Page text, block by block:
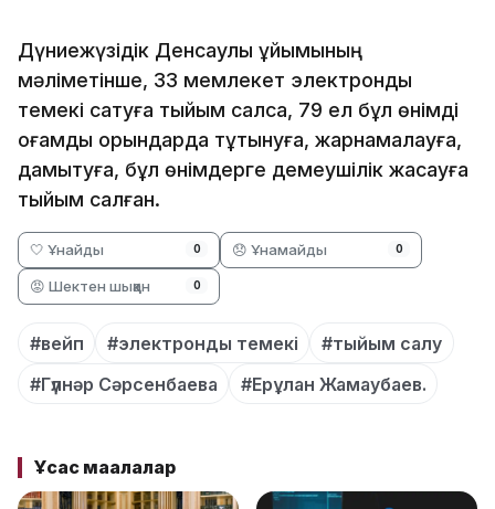
Дүниежүзідік Денсаулық ұйымының
мәліметінше, 33 мемлекет электронды
темекі сатуға тыйым салса, 79 ел бұл өнімді
қоғамдық орындарда тұтынуға, жарнамалауға,
дамытуға, бұл өнімдерге демеушілік жасауға
тыйым салған.
🤍 Ұнайды 0 😞 Ұнамайды 0
😡 Шектен шыққан 0
#вейп #электронды темекі
#тыйым салу
#Гүлнәр Сәрсенбаева
#Ерұлан Жамаубаев.
Ұқсас мақалалар